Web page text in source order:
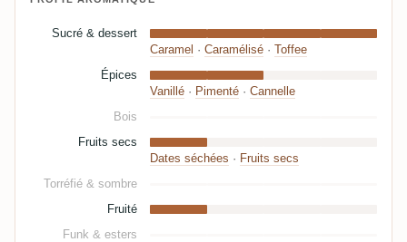
Sucré & dessert
Caramel · Caramélisé · Toffee
Épices
Vanillé · Pimenté · Cannelle
Bois
Fruits secs
Dates séchées · Fruits secs
Torréfié & sombre
Fruité
Funk & esters